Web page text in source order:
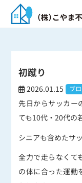
初蹴り
2026.01.15 ブ
先日からサッカー
ても10代・20代の
シニアも含めたサ
全力で走らなくて
の体に合った運動